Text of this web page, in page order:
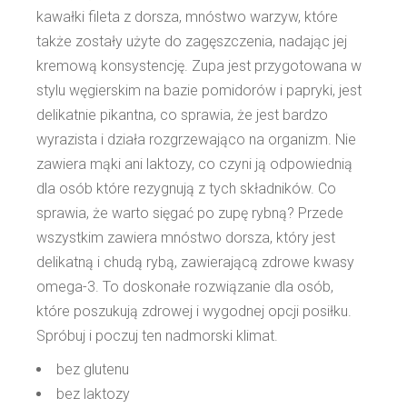
kawałki fileta z dorsza, mnóstwo warzyw, które
także zostały użyte do zagęszczenia, nadając jej
kremową konsystencję. Zupa jest przygotowana w
stylu węgierskim na bazie pomidorów i papryki, jest
delikatnie pikantna, co sprawia, że jest bardzo
wyrazista i działa rozgrzewająco na organizm. Nie
zawiera mąki ani laktozy, co czyni ją odpowiednią
dla osób które rezygnują z tych składników. Co
sprawia, że warto sięgać po zupę rybną? Przede
wszystkim zawiera mnóstwo dorsza, który jest
delikatną i chudą rybą, zawierającą zdrowe kwasy
omega-3. To doskonałe rozwiązanie dla osób,
które poszukują zdrowej i wygodnej opcji posiłku.
Spróbuj i poczuj ten nadmorski klimat.
bez glutenu
bez laktozy